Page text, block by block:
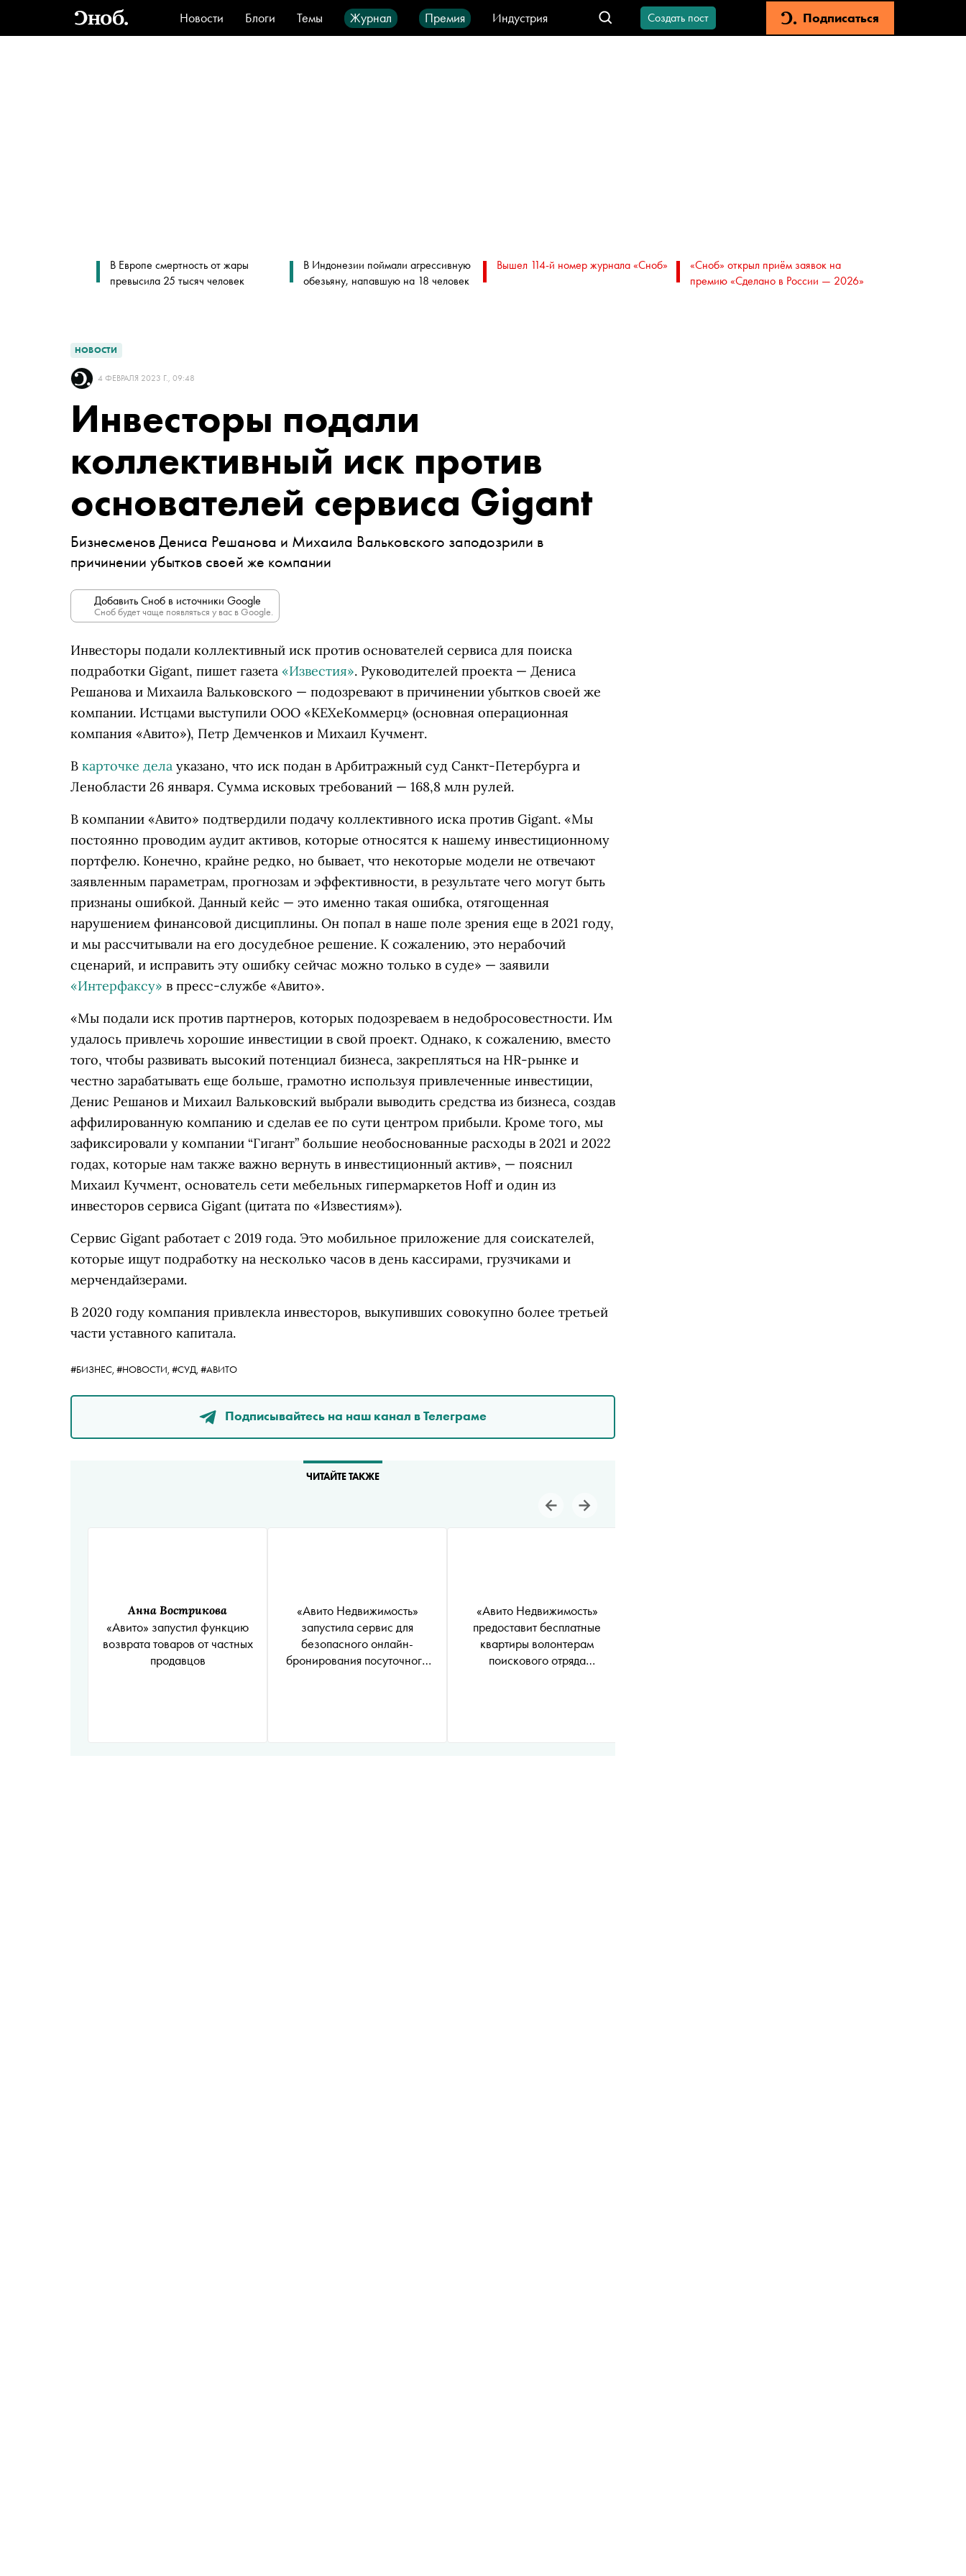
Новости Блоги Темы Журнал Премия
Индустрия
Стиль
Видео Город IT-продукты
Создать пост Подписаться
В Европе смертность от жары
превысила 25 тысяч человек
В Индонезии поймали агрессивную
обезьяну, напавшую на 18 человек
Вышел 114-й номер журнала «Сноб»
«Сноб» открыл приём заявок на
премию «Сделано в России — 2026»
НОВОСТИ
4 ФЕВРАЛЯ 2023 Г., 09:48
Инвесторы подали
коллективный иск против
основателей сервиса Gigant
Бизнесменов Дениса Решанова и Михаила Вальковского заподозрили в
причинении убытков своей же компании
Добавить Сноб в источники Google
Сноб будет чаще появляться у вас в Google.
Инвесторы подали коллективный иск против основателей сервиса для поиска
подработки Gigant, пишет газета «Известия». Руководителей проекта — Дениса
Решанова и Михаила Вальковского — подозревают в причинении убытков своей же
компании. Истцами выступили ООО «КЕХеКоммерц» (основная операционная
компания «Авито»), Петр Демченков и Михаил Кучмент.
В карточке дела указано, что иск подан в Арбитражный суд Санкт-Петербурга и
Ленобласти 26 января. Сумма исковых требований — 168,8 млн рулей.
В компании «Авито» подтвердили подачу коллективного иска против Gigant. «Мы
постоянно проводим аудит активов, которые относятся к нашему инвестиционному
портфелю. Конечно, крайне редко, но бывает, что некоторые модели не отвечают
заявленным параметрам, прогнозам и эффективности, в результате чего могут быть
признаны ошибкой. Данный кейс — это именно такая ошибка, отягощенная
нарушением финансовой дисциплины. Он попал в наше поле зрения еще в 2021 году,
и мы рассчитывали на его досудебное решение. К сожалению, это нерабочий
сценарий, и исправить эту ошибку сейчас можно только в суде» — заявили
«Интерфаксу» в пресс-службе «Авито».
«Мы подали иск против партнеров, которых подозреваем в недобросовестности. Им
удалось привлечь хорошие инвестиции в свой проект. Однако, к сожалению, вместо
того, чтобы развивать высокий потенциал бизнеса, закрепляться на HR-рынке и
честно зарабатывать еще больше, грамотно используя привлеченные инвестиции,
Денис Решанов и Михаил Вальковский выбрали выводить средства из бизнеса, создав
аффилированную компанию и сделав ее по сути центром прибыли. Кроме того, мы
зафиксировали у компании “Гигант” большие необоснованные расходы в 2021 и 2022
годах, которые нам также важно вернуть в инвестиционный актив», — пояснил
Михаил Кучмент, основатель сети мебельных гипермаркетов Hoff и один из
инвесторов сервиса Gigant (цитата по «Известиям»).
Сервис Gigant работает с 2019 года. Это мобильное приложение для соискателей,
которые ищут подработку на несколько часов в день кассирами, грузчиками и
мерчендайзерами.
В 2020 году компания привлекла инвесторов, выкупивших совокупно более третьей
части уставного капитала.
#БИЗНЕС, #НОВОСТИ, #СУД, #АВИТО
Подписывайтесь на наш канал в Телеграме
ЧИТАЙТЕ ТАКЖЕ
Анна Вострикова
«Авито» запустил функцию
возврата товаров от частных
продавцов
«Авито Недвижимость»
запустила сервис для
безопасного онлайн-
бронирования посуточного
«Авито Недвижимость»
предоставит бесплатные
квартиры волонтерам
поискового отряда